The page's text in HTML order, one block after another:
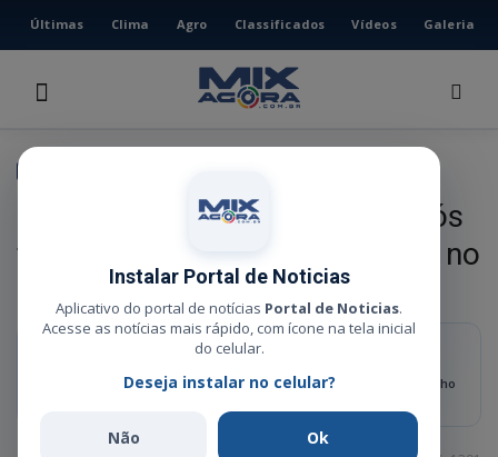
Últimas Clima Agro Classificados Vídeos Galeria
ÚLTIMAS
GALERIA
Instalar Portal de Noticias
Aplicativo do portal de notícias Portal de Noticias.
Acesse as notícias mais rápido, com ícone na tela inicial
do celular.
Deseja instalar no celular?
Não Ok
Homem é preso por tráfico após
fugir da PM e entrar com moto no
rio Araguaia
Além da droga, foram apreendidos dinheiro em espécie, um aparelho